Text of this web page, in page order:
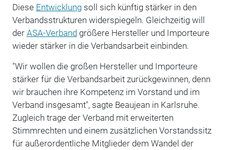
Diese Entwicklungsoll sich künftig stärker in den
Verbandsstrukturen widerspiegeln. Gleichzeitig will
der ASA-Verbandgrößere Hersteller und Importeure
wieder stärker in die Verbandsarbeit einbinden.
"Wir wollen die großen Hersteller und Importeure
stärker für die Verbandsarbeit zurückgewinnen, denn
wir brauchen ihre Kompetenz im Vorstand und im
Verband insgesamt", sagte Beaujean in Karlsruhe.
Zugleich trage der Verband mit erweiterten
Stimmrechten und einem zusätzlichen Vorstandssitz
für außerordentliche Mitglieder dem Wandel der